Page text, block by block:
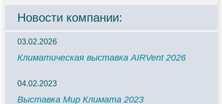
Новости компании:
03.02.2026
Климатическая выставка AIRVent 2026
04.02.2023
Выставка Мир Климата 2023